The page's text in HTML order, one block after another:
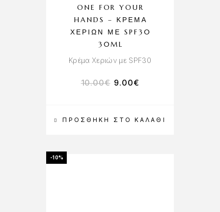
ΠΡΟΣΘΉΚΗ ΣΤΟ ΚΑΛΆΘΙ
ONE FOR YOUR
HANDS – ΚΡΈΜΑ
ΧΕΡΙΏΝ ΜΕ SPF30
30ML
Κρέμα Χεριών με SPF30
10.00€ 9.00€
-10%